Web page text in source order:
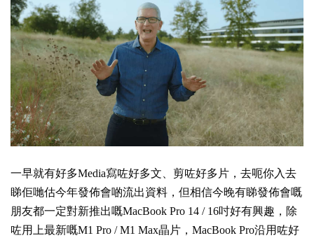
一早就有好多Media寫咗好多文、剪咗好多片，去呃你入去
睇佢哋估今年發佈會啲流出資料，但相信今晚有睇發佈會嘅
朋友都一定對新推出嘅MacBook Pro 14 / 16吋好有興趣，除
咗用上最新嘅M1 Pro / M1 Max晶片，MacBook Pro沿用咗好